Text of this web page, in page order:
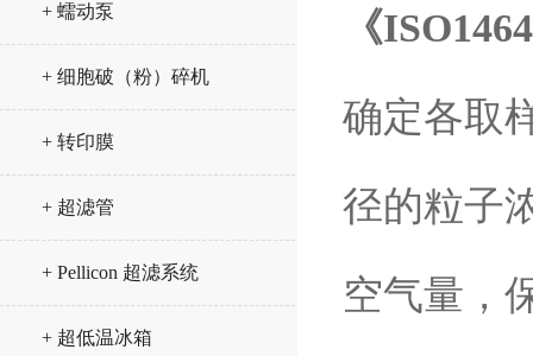
+ 蠕动泵
+ 细胞破（粉）碎机
+ 转印膜
+ 超滤管
+ Pellicon 超滤系统
+ 超低温冰箱
《
确定各取
径的粒子
空气量，